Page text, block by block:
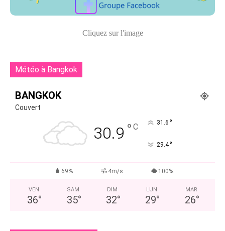
Cliquez sur l'image
Météo à Bangkok
BANGKOK
Couvert
30.9 ° C 31.6 °
29.4°
69% 4m/s 100%
VEN
36°
SAM
35°
DIM
32°
LUN
29°
MAR
26°